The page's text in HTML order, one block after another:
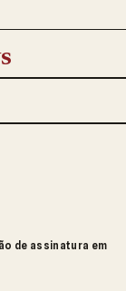
de assinatura em